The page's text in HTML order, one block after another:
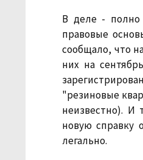
В деле - полно
правовые
сообщало, что
них на
"резиновые
неизвестно). И
новую справку
легально.